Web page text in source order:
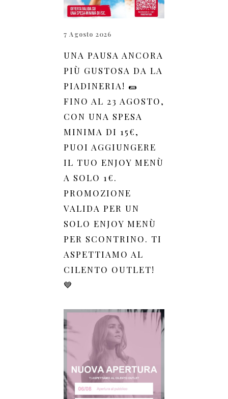
7 Agosto 2026
UNA PAUSA ANCORA
PIÙ GUSTOSA DA LA
PIADINERIA! 🌯
FINO AL 23 AGOSTO,
CON UNA SPESA
MINIMA DI 15€,
PUOI AGGIUNGERE
IL TUO ENJOY MENÙ
A SOLO 1€.
PROMOZIONE
VALIDA PER UN
SOLO ENJOY MENÙ
PER SCONTRINO. TI
ASPETTIAMO AL
CILENTO OUTLET!
💙